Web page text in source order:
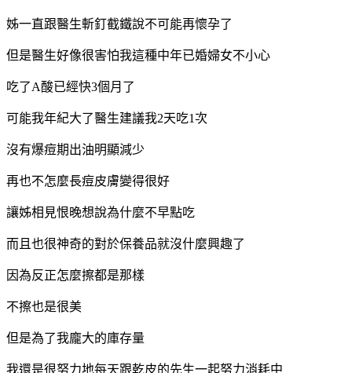
姊一直跟醫生斬釘截鐵說不可能再懷孕了
但是醫生好像很害怕我這種中年已婚婦女不小心
吃了A酸已經快3個月了
可能我年紀大了醫生建議我2天吃1次
沒有爆痘期出油明顯減少
再也不怎麼長痘皮膚變得很好
讓姊相見恨晚想說為什麼不早點吃
而且也很神奇的對於保養品就沒什麼興趣了
因為反正怎麼擦都是那樣
不擦也是很美
但是為了我龐大的庫存量
我還是很努力地每天跟乾皮的先生一起努力消耗中